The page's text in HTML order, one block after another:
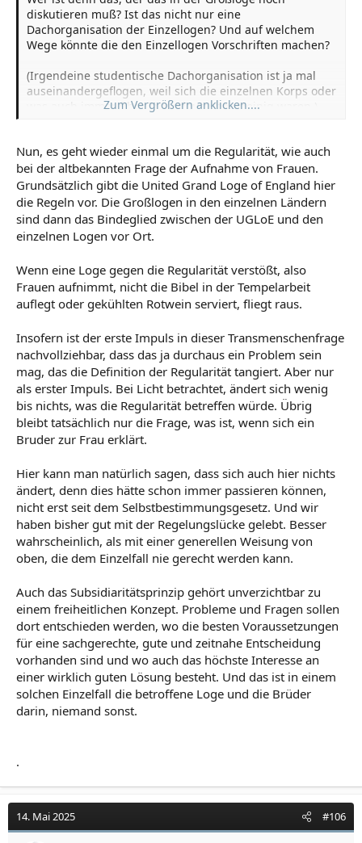
diskutieren muß? Ist das nicht nur eine
Dachorganisation der Einzellogen? Und auf welchem
Wege könnte die den Einzellogen Vorschriften machen?
(Irgendeine studentische Dachorganisation ist ja mal
auseinandergeflogen, weil sich die einzelnen Korps oder
was auch immer über Transdeutsche uneinig waren.)
Zum Vergrößern anklicken....
Nun, es geht wieder einmal um die Regularität, wie auch
bei der altbekannten Frage der Aufnahme von Frauen.
Grundsätzlich gibt die United Grand Loge of England hier
die Regeln vor. Die Großlogen in den einzelnen Ländern
sind dann das Bindeglied zwischen der UGLoE und den
einzelnen Logen vor Ort.
Wenn eine Loge gegen die Regularität verstößt, also
Frauen aufnimmt, nicht die Bibel in der Tempelarbeit
auflegt oder gekühlten Rotwein serviert, fliegt raus.
Insofern ist der erste Impuls in dieser Transmenschenfrage
nachvollziehbar, dass das ja durchaus ein Problem sein
mag, das die Definition der Regularität tangiert. Aber nur
als erster Impuls. Bei Licht betrachtet, ändert sich wenig
bis nichts, was die Regularität betreffen würde. Übrig
bleibt tatsächlich nur die Frage, was ist, wenn sich ein
Bruder zur Frau erklärt.
Hier kann man natürlich sagen, dass sich auch hier nichts
ändert, denn dies hätte schon immer passieren können,
nicht erst seit dem Selbstbestimmungsgesetz. Und wir
haben bisher gut mit der Regelungslücke gelebt. Besser
wahrscheinlich, als mit einer generellen Weisung von
oben, die dem Einzelfall nie gerecht werden kann.
Auch das Subsidiaritätsprinzip gehört unverzichtbar zu
einem freiheitlichen Konzept. Probleme und Fragen sollen
dort entschieden werden, wo die besten Voraussetzungen
für eine sachgerechte, gute und zeitnahe Entscheidung
vorhanden sind und wo auch das höchste Interesse an
einer wirklich guten Lösung besteht. Und das ist in einem
solchen Einzelfall die betroffene Loge und die Brüder
darin, niemand sonst.
.
14. Mai 2025 #106